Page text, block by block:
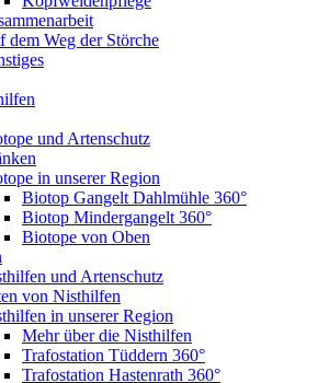
dem Weg der Störche
und Artenschutz
in unserer Region
Biotop Gangelt Dahlmühle 360°
Biotop Mindergangelt 360°
Biotope von Oben
und Artenschutz
von Nisthilfen
in unserer Region
Mehr über die Nisthilfen
Trafostation Tüddern 360°
Trafostation Hastenrath 360°